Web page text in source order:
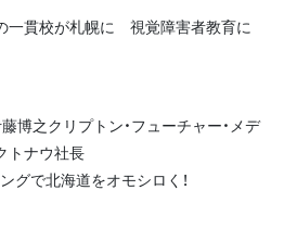
一貫校が札幌に 視覚障害者教育に
博之クリプトン・フューチャー・メデ
トナウ社長
グで北海道をオモシロく！